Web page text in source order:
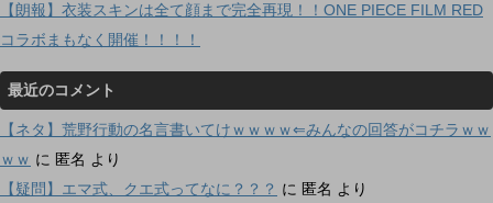
【朗報】衣装スキンは全て顔まで完全再現！！ONE PIECE FILM RED
コラボまもなく開催！！！！
最近のコメント
【ネタ】荒野行動の名言書いてけｗｗｗｗ⇐みんなの回答がコチラｗｗ
ｗｗ に 匿名 より
【疑問】エマ式、クエ式ってなに？？？ に 匿名 より